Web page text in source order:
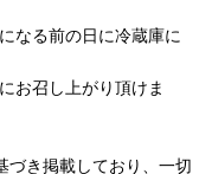
なる前の日に冷蔵庫に
お召し上がり頂けま
づき掲載しており、一切